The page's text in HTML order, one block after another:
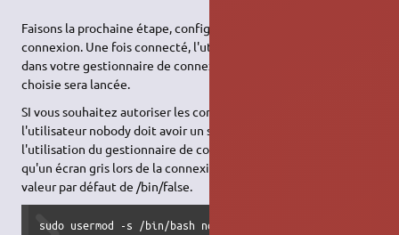
Faisons la prochaine étape, configurez le gestionnaire de
connexion. Une fois connecté, l'utilisateur devra s'authentifier
dans votre gestionnaire de connexion et ensuite la session
choisie sera lancée.
SI vous souhaitez autoriser les connexions anonymes,
l'utilisateur nobody doit avoir un shell valide attribué lors de
l'utilisation du gestionnaire de connexion. Vous ne recevrez
qu'un écran gris lors de la connexion si personne n'a défini la
valeur par défaut de /bin/false.
sudo usermod -s /bin/bash nobody